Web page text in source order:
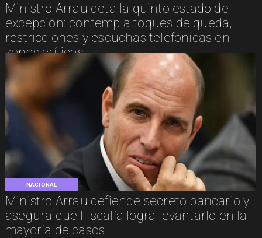
Ministro Arrau detalla quinto estado de
excepción: contempla toques de queda,
restricciones y escuchas telefónicas en
zonas críticas
NACIONAL
Ministro Arrau defiende secreto bancario y
asegura que Fiscalía logra levantarlo en la
mayoría de casos